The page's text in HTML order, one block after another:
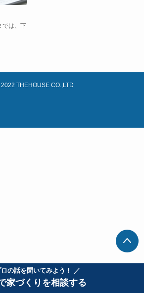
の話を聞いてみよう！ ／
家づくりを相談する
では、下
THEHOUSE CO.,LTD